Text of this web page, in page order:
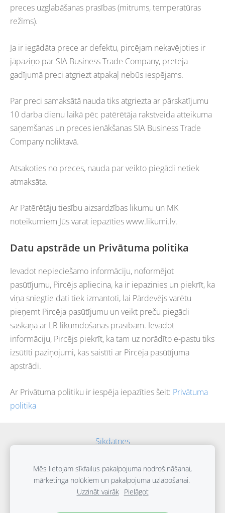
preces uzglabāšanas prasības (mitrums, temperatūras
režīms).
Ja ir iegādāta prece ar defektu, pircējam nekavējoties ir
jāpaziņo par SIA Business Trade Company, pretēja
gadījumā preci atgriezt atpakaļ nebūs iespējams.
Par preci samaksātā nauda tiks atgriezta ar pārskatījumu
10 darba dienu laikā pēc patērētāja rakstveida atteikuma
saņemšanas un preces ienākšanas SIA Business Trade
Company noliktavā.
Atsakoties no preces, nauda par veikto piegādi netiek
atmaksāta.
Ar Patērētāju tiesību aizsardzības likumu un MK
noteikumiem Jūs varat iepazīties www.likumi.lv.
Datu apstrāde un Privātuma politika
Ievadot nepieciešamo informāciju, noformējot
pasūtījumu, Pircējs apliecina, ka ir iepazinies un piekrīt, ka
viņa sniegtie dati tiek izmantoti, lai Pārdevējs varētu
pieņemt Pircēja pasūtījumu un veikt preču piegādi
saskaņā ar LR likumdošanas prasībām. Ievadot
informāciju, Pircējs piekrīt, ka tam uz norādīto e-pastu tiks
izsūtīti paziņojumi, kas saistīti ar Pircēja pasūtījuma
apstrādi.
Ar Privātuma politiku ir iespēja iepazīties šeit: Privātuma
politika
Sīkdatnes
2025 SteviaBalt all rights reserved
Mēs lietojam sīkfailus pakalpojuma nodrošināšanai,
mārketinga nolūkiem un pakalpojuma uzlabošanai.
Uzzināt vairāk
Pielāgot